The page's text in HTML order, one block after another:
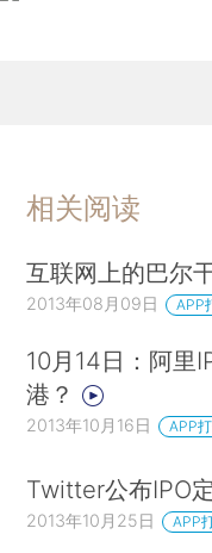
相关阅读
互联网上的巴尔
2013年08月09日 APP
10月14日：阿里
港？
2013年10月16日 APP
Twitter公布IPO
2013年10月25日 APP